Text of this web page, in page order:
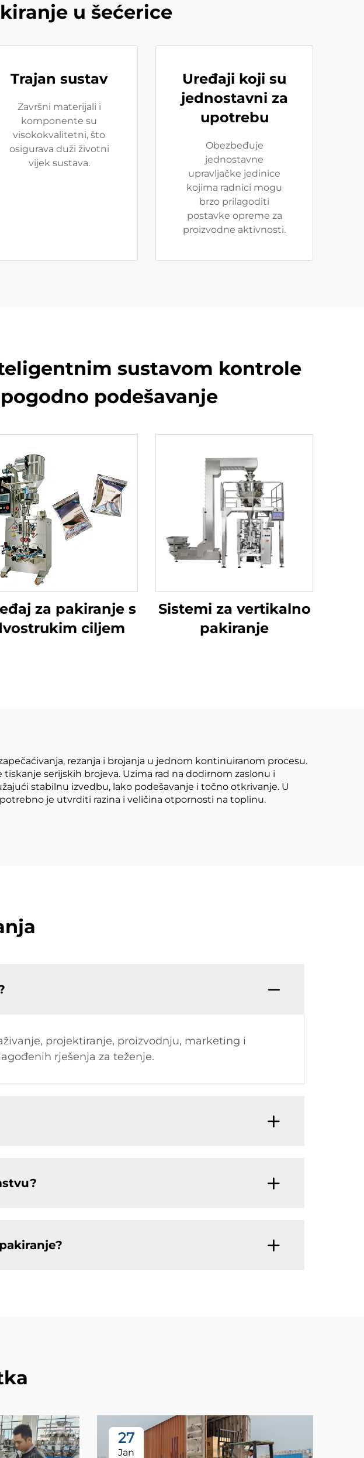
u šećerice
Trajan sustav
Završni materijali i
komponente su
visokokvalitetni, što
osigurava duži životni
vijek sustava.
Uređaji koji su
jednostavni za
upotrebu
Obezbeđuje
jednostavne
upravljačke jedinice
kojima radnici mogu
brzo prilagoditi
postavke opreme za
proizvodne aktivnosti.
sustavom kontrole
podešavanje
za pakiranje s
ciljem
Sistemi za vertikalno
pakiranje
rezanja i brojanja u jednom kontinuiranom procesu.
serijskih brojeva. Uzima rad na dodirnom zaslonu i
stabilnu izvedbu, lako podešavanje i točno otkrivanje. U
je utvrditi razina i veličina otpornosti na toplinu.
projektiranje, proizvodnju, marketing i
rješenja za teženje.
27
Jan